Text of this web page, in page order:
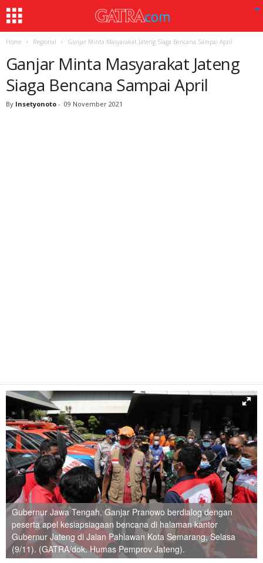
Home Regional Ganjar Minta Masyarakat Jateng Siaga Bencana Sampai April
Ganjar Minta Masyarakat Jateng
Siaga Bencana Sampai April
By Insetyonoto - 09 November 2021
Gubernur Jawa Tengah, Ganjar Pranowo berdialog dengan
peserta apel kesiapsiagaan bencana di halaman kantor
Gubernur Jateng di Jalan Pahlawan Kota Semarang, Selasa
(9/11). (GATRA/dok. Humas Pemprov Jateng).